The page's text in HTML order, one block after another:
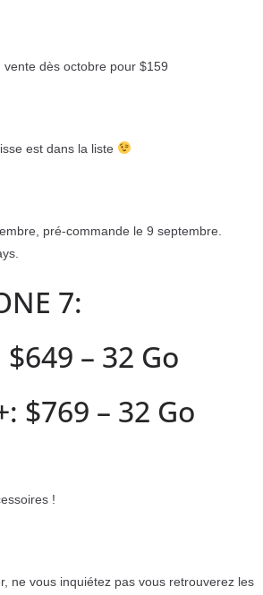
vente dès octobre pour $159
est dans la liste
pré-commande le 9 septembre.
7:
– 32 Go
$769 – 32 Go
!
ne vous inquiétez pas vous retrouverez les